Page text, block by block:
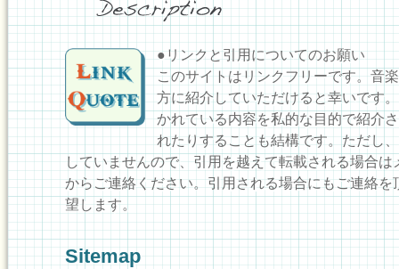
●リンクと引用についてのお願い
このサイトはリンクフリーです。音
方に紹介していただけると幸いです
かれている内容を私的な目的で紹介
れたりすることも結構です。ただし
していませんので、引用を越えて転載される場合は
からご連絡ください。引用される場合にもご連絡を
望します。
Sitemap